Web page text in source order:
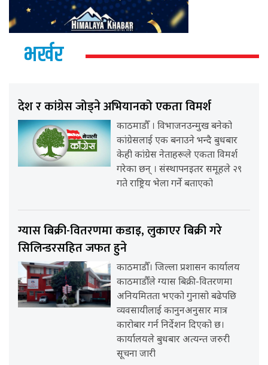
भर्खर
देश र कांग्रेस जोड्ने अभियानको एकता विमर्श
काठमाडौँ । विभाजनउन्मुख बनेको
कांग्रेसलाई एक बनाउने भन्दै बुधबार
केही कांग्रेस नेताहरूले एकता विमर्श
गरेका छन् । संस्थापनइतर समूहले २९
गते राष्ट्रिय भेला गर्ने बताएको
ग्यास बिक्री-वितरणमा कडाइ, लुकाएर बिक्री गरे
सिलिन्डरसहित जफत हुने
काठमाडौँ। जिल्ला प्रशासन कार्यालय
काठमाडौँले ग्यास बिक्री-वितरणमा
अनियमितता भएको गुनासो बढेपछि
व्यवसायीलाई कानुनअनुसार मात्र
कारोबार गर्न निर्देशन दिएको छ।
कार्यालयले बुधबार अत्यन्त जरुरी
सूचना जारी